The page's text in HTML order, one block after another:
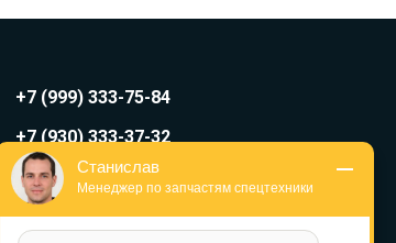
+7 (999) 333-75-84
+7 (930) 333-37-32
zakaz@reduktor40.ru
reductor-40@mail.ru
Станислав
Менеджер по запчастям спецтехники